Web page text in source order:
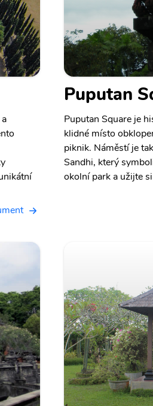
Puputan
Puputan Square je
klidné místo
piknik. Náměstí je
Sandhi, který
okolní park a užijte